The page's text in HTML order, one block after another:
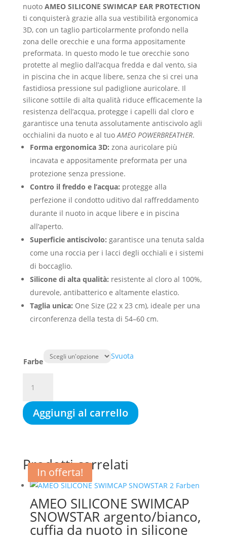
nuoto AMEO SILICONE SWIMCAP EAR PROTECTION
ti conquisterà grazie alla sua vestibilità ergonomica
3D, con un taglio particolarmente profondo nella
zona delle orecchie e una forma appositamente
preformata. In questo modo le tue orecchie sono
protette al meglio dall’acqua fredda e dal vento, sia
in piscina che in acque libere, senza che si crei una
fastidiosa pressione sul padiglione auricolare. Il
silicone sottile di alta qualità riduce efficacemente la
resistenza dell’acqua, protegge i capelli dal cloro e
garantisce una tenuta assolutamente antiscivolo agli
occhialini da nuoto e al tuoAMEO POWERBREATHER.
Forma ergonomica 3D: zona auricolare più
incavata e appositamente preformata per una
protezione senza pressione.
Contro il freddo e l’acqua: protegge alla
perfezione il condotto uditivo dal raffreddamento
durante il nuoto in acque libere e in piscina
all’aperto.
Superficie antiscivolo: garantisce una tenuta salda
come una roccia per i lacci degli occhiali e i sistemi
di boccaglio.
Silicone di alta qualità: resistente al cloro al 100%,
durevole, antibatterico e altamente elastico.
Taglia unica: One Size (22 x 23 cm), ideale per una
circonferenza della testa di 54–60 cm.
Farbe
Svuota
SILICONE
SWIMCAP
EAR
PROTECTION,
nuoto,
con
protezione
per
orecchie
Aggiungi al carrello
Prodotti correlati
In offerta!
AMEO SILICONE SWIMCAP
SNOWSTAR argento/bianco,
cuffia da nuoto in silicone
In offerta!